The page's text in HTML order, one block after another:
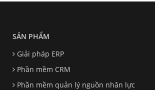
SẢN PHẨM
Giải pháp ERP
Phần mềm CRM
Phần mềm quản lý nguồn nhân lực